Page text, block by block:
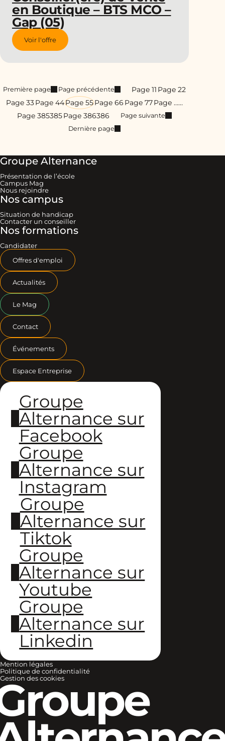
en Boutique – BTS MCO –
Gap (05)
Voir l'offre
Première page Page précédente Page 11 Page 22
Page 33Page 44Page 55Page 66 Page 77Page ……
Page 385385Page 386386
Page suivante
Dernière page
Groupe Alternance
Présentation de l’école
Campus Mag
Nous rejoindre
Nos campus
Situation de handicap
Contacter un conseiller
Nos formations
Candidater
Offres d'emploi
Actualités
Le Mag
Contact
Événements
Espace Entreprise
Groupe
Alternance sur
Facebook
Groupe
Alternance sur
Instagram
Groupe
Alternance sur
Tiktok
Groupe
Alternance sur
Youtube
Groupe
Alternance sur
Linkedin
Mention légales
Politique de confidentialité
Gestion des cookies